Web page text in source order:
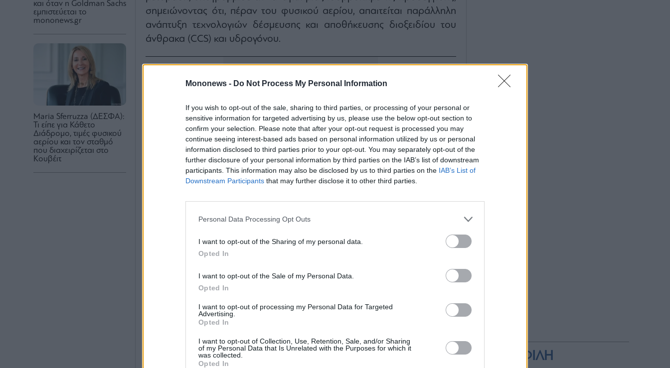
Mononews - Do Not Process My Personal Information
If you wish to opt-out of the sale, sharing to third parties, or processing of your personal or
sensitive information for targeted advertising by us, please use the below opt-out section to
confirm your selection. Please note that after your opt-out request is processed you may
continue seeing interest-based ads based on personal information utilized by us or personal
information disclosed to third parties prior to your opt-out. You may separately opt-out of the
further disclosure of your personal information by third parties on the IAB’s list of downstream
participants. This information may also be disclosed by us to third parties on the IAB’s List of
Downstream Participants that may further disclose it to other third parties.
Personal Data Processing Opt Outs
I want to opt-out of the Sharing of my personal data.
Opted In
I want to opt-out of the Sale of my Personal Data.
Opted In
I want to opt-out of processing my Personal Data for Targeted
Advertising.
Opted In
I want to opt-out of Collection, Use, Retention, Sale, and/or Sharing
of my Personal Data that Is Unrelated with the Purposes for which it
was collected.
Opted In
και όταν η Goldman Sachs
εμπιστεύεται το
mononews.gr
Maria Sferruzza (ΔΕΣΦΑ):
Τι είπε για Κάθετο
Διάδρομο, τιμές φυσικού
αερίου και τον σταθμό
που διαχειρίζεται στο
Κουβέιτ
σημειώνοντας ότι, πέραν του φυσικού αερίου, απαιτείται παράλληλη
ανάπτυξη τεχνολογιών δέσμευσης και αποθήκευσης διοξειδίου του
άνθρακα (CCS) και υδρογόνου.
ΔΗΜΟΦΙΛΗ